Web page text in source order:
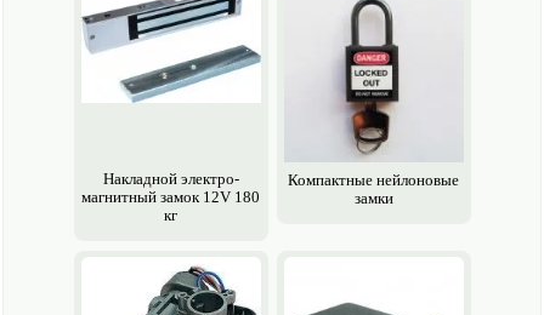
Накладной электро­
магнитный замок 12V 180
кг
Компактные нейлоновые
замки